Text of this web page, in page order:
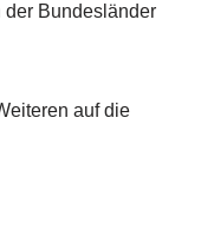
der Bundesländer
auf die